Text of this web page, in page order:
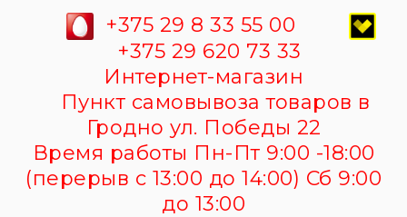
+375 29 8 33 55 00
+375 29 620 73 33
Интернет-магазин
Пункт самовывоза товаров в
Гродно ул. Победы 22
Время работы Пн-Пт 9:00 -18:00
(перерыв с 13:00 до 14:00) Сб 9:00
до 13:00